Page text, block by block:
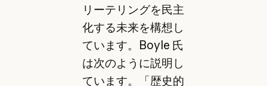
リーテリングを民主
化する未来を構想し
ています。Boyle 氏
は次のように説明し
ています。「歴史的